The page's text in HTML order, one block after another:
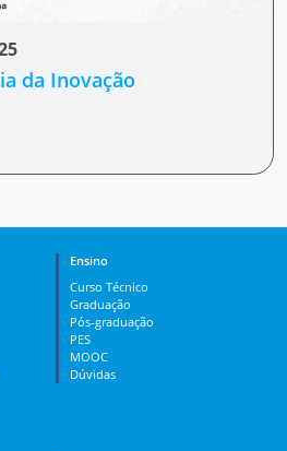
da Inovação
Ensino
Curso Técnico
Graduação
Pós-graduação
PES
MOOC
Dúvidas